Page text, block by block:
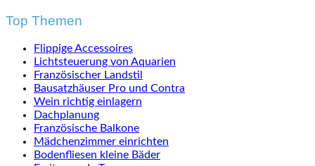
Top Themen
Flippige Accessoires
Lichtsteuerung von Aquarien
Französischer Landstil
Bausatzhäuser Pro und Contra
Wein richtig einlagern
Dachplanung
Französische Balkone
Mädchenzimmer einrichten
Bodenfliesen kleine Bäder